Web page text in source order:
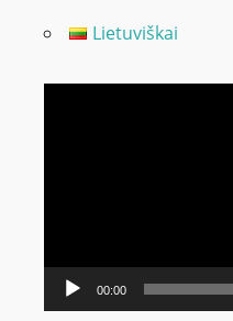
Lietuviškai
00:00